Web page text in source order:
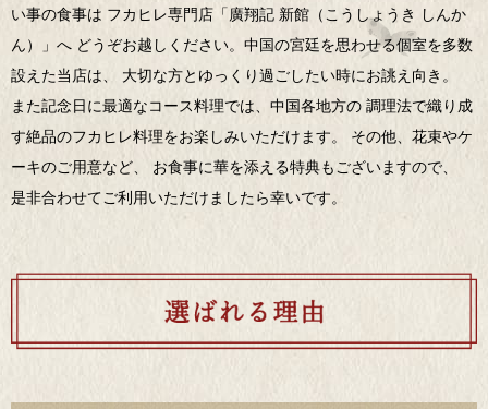
い事の食事は フカヒレ専門店「廣翔記 新館（こうしょうき しんか
ん）」へ どうぞお越しください。中国の宮廷を思わせる個室を多数
設えた当店は、 大切な方とゆっくり過ごしたい時にお誂え向き。
また記念日に最適なコース料理では、中国各地方の 調理法で織り成
す絶品のフカヒレ料理をお楽しみいただけます。 その他、花束やケ
ーキのご用意など、 お食事に華を添える特典もございますので、
是非合わせてご利用いただけましたら幸いです。